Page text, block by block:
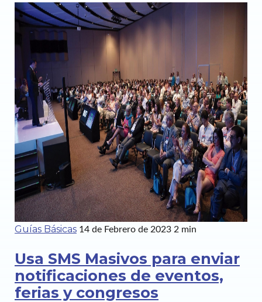
Guías Básicas 14 de Febrero de 2023 2 min
Usa SMS Masivos para enviar
notificaciones de eventos,
ferias y congresos